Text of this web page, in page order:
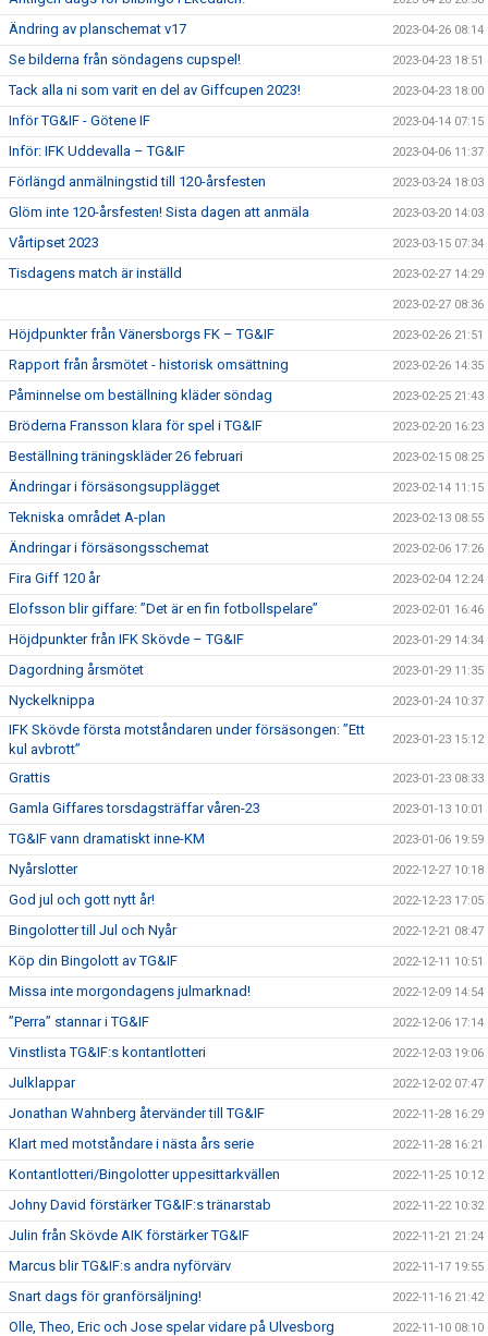
Ändring av planschemat v17 2023-04-26 08:14
Se bilderna från söndagens cupspel! 2023-04-23 18:51
Tack alla ni som varit en del av Giffcupen 2023! 2023-04-23 18:00
Inför TG&IF - Götene IF 2023-04-14 07:15
Inför: IFK Uddevalla – TG&IF 2023-04-06 11:37
Förlängd anmälningstid till 120-årsfesten 2023-03-24 18:03
Glöm inte 120-årsfesten! Sista dagen att anmäla 2023-03-20 14:03
Vårtipset 2023 2023-03-15 07:34
Tisdagens match är inställd 2023-02-27 14:29
2023-02-27 08:36
Höjdpunkter från Vänersborgs FK – TG&IF 2023-02-26 21:51
Rapport från årsmötet - historisk omsättning 2023-02-26 14:35
Påminnelse om beställning kläder söndag 2023-02-25 21:43
Bröderna Fransson klara för spel i TG&IF 2023-02-20 16:23
Beställning träningskläder 26 februari 2023-02-15 08:25
Ändringar i försäsongsupplägget 2023-02-14 11:15
Tekniska området A-plan 2023-02-13 08:55
Ändringar i försäsongsschemat 2023-02-06 17:26
Fira Giff 120 år 2023-02-04 12:24
Elofsson blir giffare: ”Det är en fin fotbollspelare” 2023-02-01 16:46
Höjdpunkter från IFK Skövde – TG&IF 2023-01-29 14:34
Dagordning årsmötet 2023-01-29 11:35
Nyckelknippa 2023-01-24 10:37
IFK Skövde första motståndaren under försäsongen: ”Ett
kul avbrott”
2023-01-23 15:12
Grattis 2023-01-23 08:33
Gamla Giffares torsdagsträffar våren-23 2023-01-13 10:01
TG&IF vann dramatiskt inne-KM 2023-01-06 19:59
Nyårslotter 2022-12-27 10:18
God jul och gott nytt år! 2022-12-23 17:05
Bingolotter till Jul och Nyår 2022-12-21 08:47
Köp din Bingolott av TG&IF 2022-12-11 10:51
Missa inte morgondagens julmarknad! 2022-12-09 14:54
”Perra” stannar i TG&IF 2022-12-06 17:14
Vinstlista TG&IF:s kontantlotteri 2022-12-03 19:06
Julklappar 2022-12-02 07:47
Jonathan Wahnberg återvänder till TG&IF 2022-11-28 16:29
Klart med motståndare i nästa års serie 2022-11-28 16:21
Kontantlotteri/Bingolotter uppesittarkvällen 2022-11-25 10:12
Johny David förstärker TG&IF:s tränarstab 2022-11-22 10:32
Julin från Skövde AIK förstärker TG&IF 2022-11-21 21:24
Marcus blir TG&IF:s andra nyförvärv 2022-11-17 19:55
Snart dags för granförsäljning! 2022-11-16 21:42
Olle, Theo, Eric och Jose spelar vidare på Ulvesborg 2022-11-10 08:10